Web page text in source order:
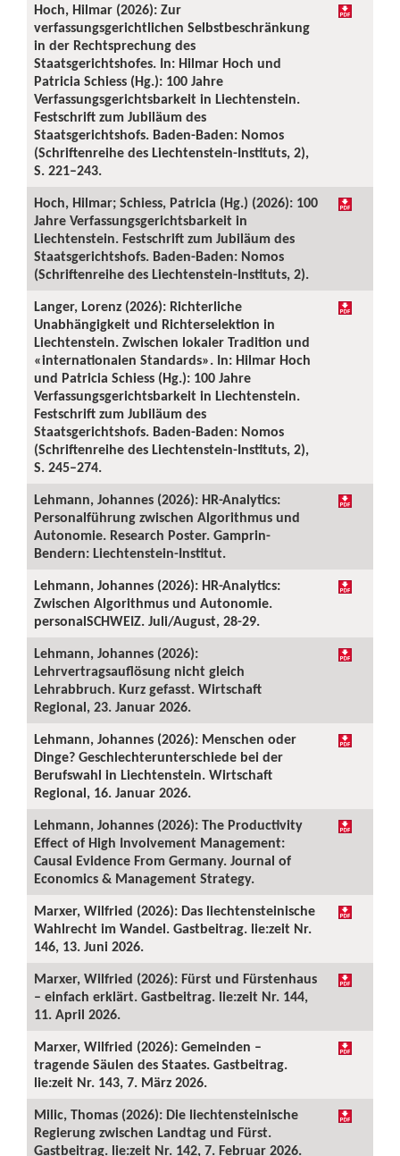
Hoch, Hilmar (2026): Zur
verfassungsgerichtlichen Selbstbeschränkung
in der Rechtsprechung des
Staatsgerichtshofes. In: Hilmar Hoch und
Patricia Schiess (Hg.): 100 Jahre
Verfassungsgerichtsbarkeit in Liechtenstein.
Festschrift zum Jubiläum des
Staatsgerichtshofs. Baden-Baden: Nomos
(Schriftenreihe des Liechtenstein-Instituts, 2),
S. 221–243.
Hoch, Hilmar; Schiess, Patricia (Hg.) (2026): 100
Jahre Verfassungsgerichtsbarkeit in
Liechtenstein. Festschrift zum Jubiläum des
Staatsgerichtshofs. Baden-Baden: Nomos
(Schriftenreihe des Liechtenstein-Instituts, 2).
Langer, Lorenz (2026): Richterliche
Unabhängigkeit und Richterselektion in
Liechtenstein. Zwischen lokaler Tradition und
«internationalen Standards». In: Hilmar Hoch
und Patricia Schiess (Hg.): 100 Jahre
Verfassungsgerichtsbarkeit in Liechtenstein.
Festschrift zum Jubiläum des
Staatsgerichtshofs. Baden-Baden: Nomos
(Schriftenreihe des Liechtenstein-Instituts, 2),
S. 245–274.
Lehmann, Johannes (2026): HR-Analytics:
Personalführung zwischen Algorithmus und
Autonomie. Research Poster. Gamprin-
Bendern: Liechtenstein-Institut.
Lehmann, Johannes (2026): HR-Analytics:
Zwischen Algorithmus und Autonomie.
personalSCHWEIZ. Juli/August, 28-29.
Lehmann, Johannes (2026):
Lehrvertragsauflösung nicht gleich
Lehrabbruch. Kurz gefasst. Wirtschaft
Regional, 23. Januar 2026.
Lehmann, Johannes (2026): Menschen oder
Dinge? Geschlechterunterschiede bei der
Berufswahl in Liechtenstein. Wirtschaft
Regional, 16. Januar 2026.
Lehmann, Johannes (2026): The Productivity
Effect of High Involvement Management:
Causal Evidence From Germany. Journal of
Economics & Management Strategy.
Marxer, Wilfried (2026): Das liechtensteinische
Wahlrecht im Wandel. Gastbeitrag. lie:zeit Nr.
146, 13. Juni 2026.
Marxer, Wilfried (2026): Fürst und Fürstenhaus
– einfach erklärt. Gastbeitrag. lie:zeit Nr. 144,
11. April 2026.
Marxer, Wilfried (2026): Gemeinden –
tragende Säulen des Staates. Gastbeitrag.
lie:zeit Nr. 143, 7. März 2026.
Milic, Thomas (2026): Die liechtensteinische
Regierung zwischen Landtag und Fürst.
Gastbeitrag. lie:zeit Nr. 142, 7. Februar 2026.